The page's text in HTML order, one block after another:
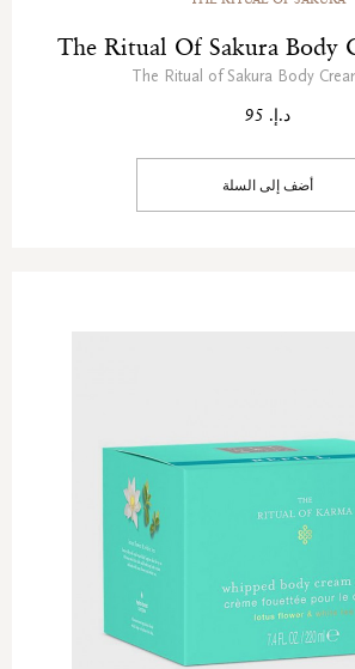
The Ritual Of Sakura Body
The Ritual of Sakura Body
د.إ. 95
أضف إلى السلة